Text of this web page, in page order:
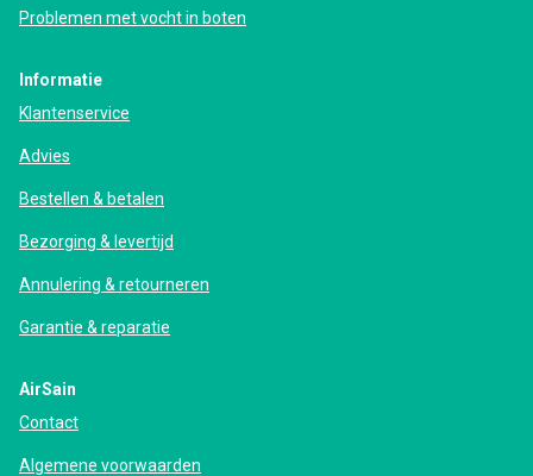
Problemen met vocht in boten
Informatie
Klantenservice
Advies
Bestellen & betalen
Bezorging & levertijd
Annulering & retourneren
Garantie & reparatie
AirSain
Contact
Algemene voorwaarden